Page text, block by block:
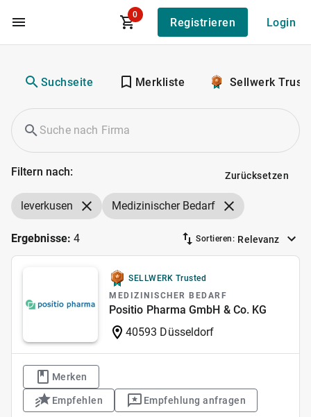
Zum Hauptinhalt
0
Registrieren Login
Suchseite Merkliste Sellwerk
Filtern nach: Zurücksetzen
leverkusen Medizinischer Bedarf
Ergebnisse: 4 Sortieren: Relevanz
SELLWERK Trusted
MEDIZINISCHER BEDARF
Positio Pharma GmbH & Co. KG
40593 Düsseldorf
Merken
Empfehlen Empfehlung anfragen